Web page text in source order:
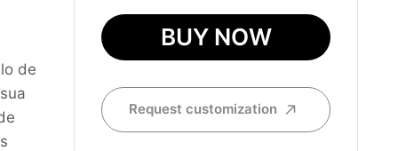
de
BUY NOW
Request customization